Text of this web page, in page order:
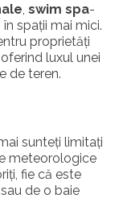
swim spa-
spații mai mici.
proprietăți
luxul unei
de teren.
sunteți limitați
meteorologice
fie că este
de o baie